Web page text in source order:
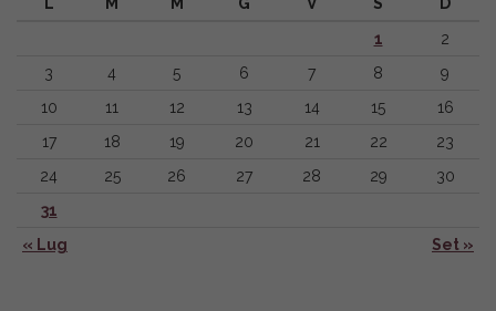
« Lug Set »
1
2
3
4 5 6 7 8
9
10
11 12 13 14 15
16
17
18 19 20 21 22
23
24
25 26 27 28 29
30
31